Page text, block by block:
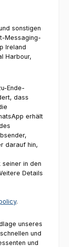
sonstigen
Messaging-
Ireland
Harbour,
Ende-
dass
erhält
darauf hin,
in den
Details
.
unseres
und
und